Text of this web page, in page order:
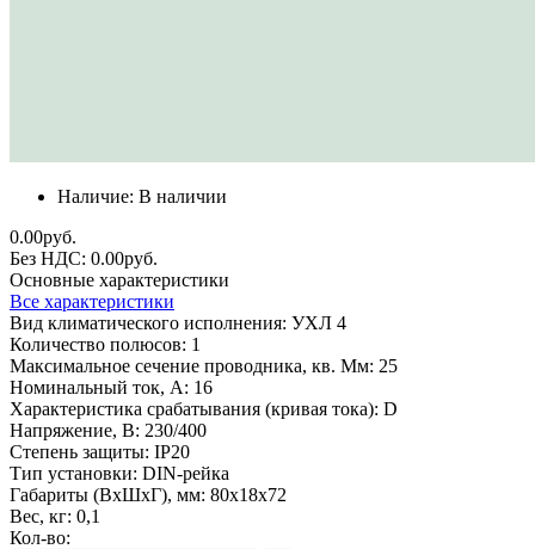
Наличие: В наличии
0.00руб.
Без НДС: 0.00руб.
Основные характеристики
Все характеристики
Вид климатического исполнения: УХЛ 4
Количество полюсов: 1
Максимальное сечение проводника, кв. Мм: 25
Номинальный ток, А: 16
Характеристика срабатывания (кривая тока): D
Напряжение, В: 230/400
Степень защиты: IP20
Тип установки: DIN-рейка
Габариты (ВхШхГ), мм: 80х18х72
Вес, кг: 0,1
Кол-во: